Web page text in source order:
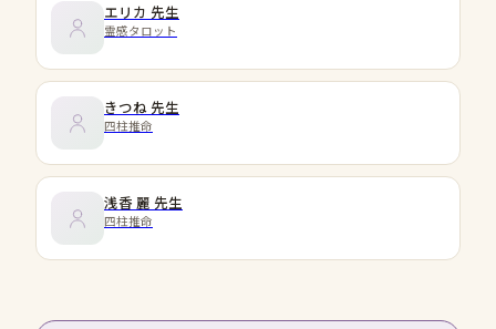
エリカ 先生
霊感タロット
きつね 先生
四柱推命
浅香 麗 先生
四柱推命